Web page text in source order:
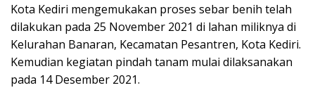
Kota Kediri mengemukakan proses sebar benih telah
dilakukan pada 25 November 2021 di lahan miliknya di
Kelurahan Banaran, Kecamatan Pesantren, Kota Kediri.
Kemudian kegiatan pindah tanam mulai dilaksanakan
pada 14 Desember 2021.